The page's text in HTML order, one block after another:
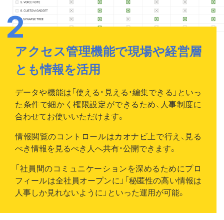
アクセス管理機能で現場や経営層
とも情報を活用
データや機能は「使える・見える・編集できる」といっ
た条件で細かく権限設定ができるため、人事制度に
合わせてお使いいただけます。
情報閲覧のコントロールはカオナビ上で行え、見る
べき情報を見るべき人へ共有・公開できます。
「社員間のコミュニケーションを深めるためにプロ
フィールは全社員オープンに」「秘匿性の高い情報は
人事しか見れないように」といった運用が可能。